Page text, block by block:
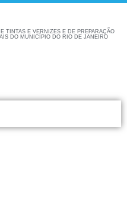
TINTAS E VERNIZES E DE PREPARAÇÃO
DO MUNICÍPIO DO RIO DE JANEIRO